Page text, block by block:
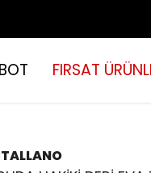
FIRSAT